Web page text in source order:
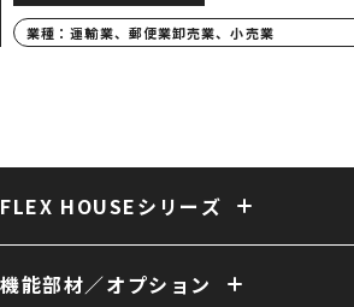
業種：運輸業、郵便業卸売業、小売業
FLEX HOUSEシリーズ
固定式テント倉庫 大型固定式テント倉庫
保冷・保温テント倉庫
多用途 膜構造建築
機能部材／オプション